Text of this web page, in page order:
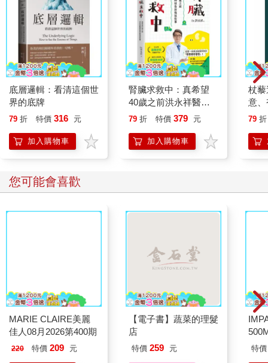
底層邏輯：看清這個世
界的底牌
79 折 特價 316 元
加入購物車
腎臟求救中：真希望
40歲之前洪永祥醫師
就告訴我這些事
79 折 特價 379 元
加入購物車
杖
意
恭
79 折
您可能會喜歡
MARIE CLAIRE美麗
佳人08月2026第400期
220 特價 209 元
【電子書】蔬菜的理髮
店
特價 259 元 特價